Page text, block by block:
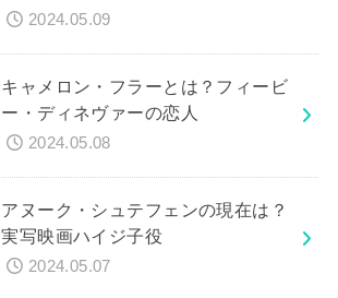
2024.05.09
キャメロン・フラーとは？フィービ
ー・ディネヴァーの恋人
2024.05.08
アヌーク・シュテフェンの現在は？
実写映画ハイジ子役
2024.05.07